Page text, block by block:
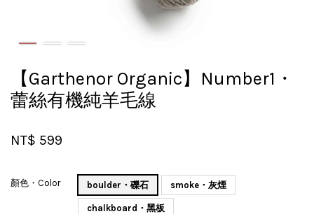
【Garthenor Organic】Number1・
蕾絲有機純羊毛線
NT$ 599
顏色・Color boulder・礫石 smoke・灰煙
chalkboard・黑板